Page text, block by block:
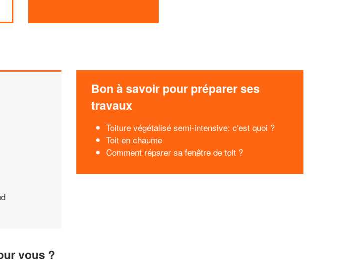
Bon à savoir pour préparer ses
travaux
Toiture végétalisé semi-intensive: c'est quoi ?
Toit en chaume
Comment réparer sa fenêtre de toit ?
vous ?